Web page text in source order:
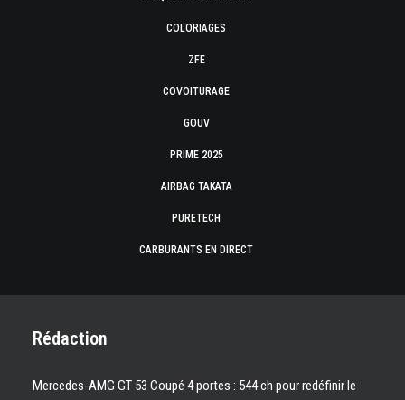
COLORIAGES
ZFE
COVOITURAGE
GOUV
PRIME 2025
AIRBAG TAKATA
PURETECH
CARBURANTS EN DIRECT
Rédaction
Mercedes-AMG GT 53 Coupé 4 portes : 544 ch pour redéfinir le